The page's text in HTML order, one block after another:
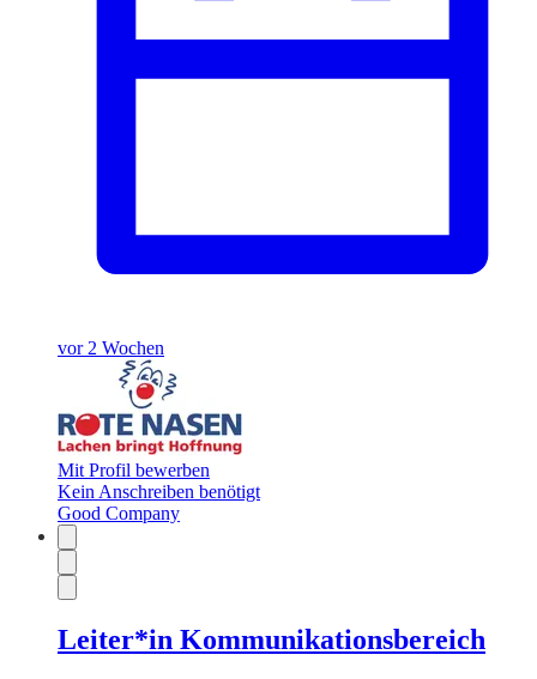
vor 2 Wochen
Mit Profil bewerben
Kein Anschreiben benötigt
Good Company
Leiter*in Kommunikationsbereich